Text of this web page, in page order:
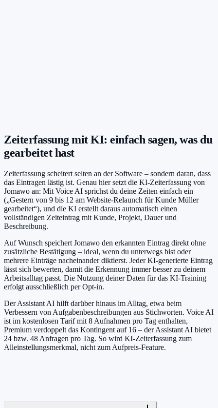
Zeiterfassung mit KI: einfach sagen, was du
gearbeitet hast
Zeiterfassung scheitert selten an der Software – sondern daran, dass
das Eintragen lästig ist. Genau hier setzt die KI-Zeiterfassung von
Jomawo an: Mit Voice AI sprichst du deine Zeiten einfach ein
(„Gestern von 9 bis 12 am Website-Relaunch für Kunde Müller
gearbeitet“), und die KI erstellt daraus automatisch einen
vollständigen Zeiteintrag mit Kunde, Projekt, Dauer und
Beschreibung.
Auf Wunsch speichert Jomawo den erkannten Eintrag direkt ohne
zusätzliche Bestätigung – ideal, wenn du unterwegs bist oder
mehrere Einträge nacheinander diktierst. Jeder KI-generierte Eintrag
lässt sich bewerten, damit die Erkennung immer besser zu deinem
Arbeitsalltag passt. Die Nutzung deiner Daten für das KI-Training
erfolgt ausschließlich per Opt-in.
Der Assistant AI hilft darüber hinaus im Alltag, etwa beim
Verbessern von Aufgabenbeschreibungen aus Stichworten. Voice AI
ist im kostenlosen Tarif mit 8 Aufnahmen pro Tag enthalten,
Premium verdoppelt das Kontingent auf 16 – der Assistant AI bietet
24 bzw. 48 Anfragen pro Tag. So wird KI-Zeiterfassung zum
Alleinstellungsmerkmal, nicht zum Aufpreis-Feature.